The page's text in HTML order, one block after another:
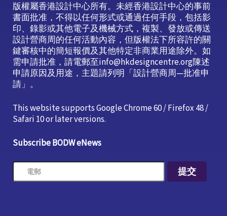
版權屬香港設計中心所有。未經香港設計中心的事前
書面批准，不得以任何形式或通過任何手段，包括影
印、錄影或其他電子及機械方式，複製、發放或傳送
設計營商周的任何活動內容，但版權法下所容許的關
鍵審核中的簡短報價及其他特定非商業用途除外。如
需申請批准，請電郵至info@hkdesigncentre.org陳述
申請原因及用途，主題請列明「設計營商周—批准申
請」。
This website supports Google Chrome 60 / Firefox 48 /
Safari 10 or later versions.
Subscribe BODW eNews
提交